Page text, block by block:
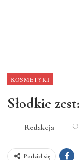
KOSMETYKI
Słodkie
Redakcja
Podziel się